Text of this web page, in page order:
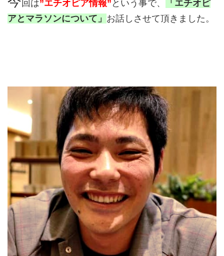
回は”エチオピア情報” という事で、
「エチオピ
アとマラソンについて」 お話しさせて頂きました。